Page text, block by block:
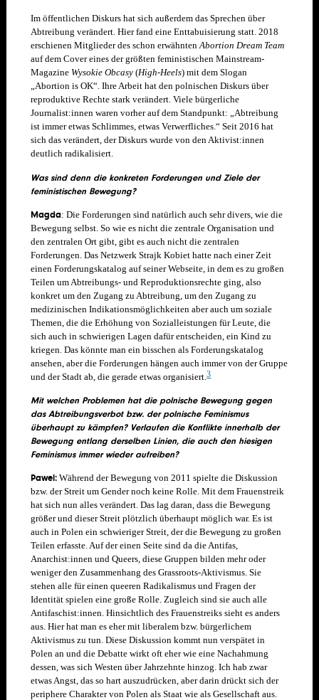
Im öffentlichen Diskurs hat sich außerdem das Sprechen über
Abtreibung verändert. Hier fand eine Enttabuisierung statt. 2018
erschienen Mitglieder des schon erwähntenAbortion Dream Team
auf dem Cover eines der größten feministischen Mainstream-
Magazine Wysokie Obcasy (High-Heels) mit dem Slogan
„Abortion is OK“. Ihre Arbeit hat den polnischen Diskurs über
reproduktive Rechte stark verändert. Viele bürgerliche
Journalist:innen waren vorher auf dem Standpunkt: „Abtreibung
ist immer etwas Schlimmes, etwas Verwerfliches.“ Seit 2016 hat
sich das verändert, der Diskurs wurde von den Aktivist:innen
deutlich radikalisiert.
Was sind denn die konkreten Forderungen und Ziele der
feministischen Bewegung?
Magda: Die Forderungen sind natürlich auch sehr divers, wie die
Bewegung selbst. So wie es nicht die zentrale Organisation und
den zentralen Ort gibt, gibt es auch nicht die zentralen
Forderungen. Das Netzwerk Strajk Kobiet hatte nach einer Zeit
einen Forderungskatalog auf seiner Webseite, in dem es zu großen
Teilen um Abtreibungs- und Reproduktionsrechte ging, also
konkret um den Zugang zu Abtreibung, um den Zugang zu
medizinischen Indikationsmöglichkeiten aber auch um soziale
Themen, die die Erhöhung von Sozialleistungen für Leute, die
sich auch in schwierigen Lagen dafür entscheiden, ein Kind zu
kriegen. Das könnte man ein bisschen als Forderungskatalog
ansehen, aber die Forderungen hängen auch immer von der Gruppe
und der Stadt ab, die gerade etwas organisiert.3
Mit welchen Problemen hat die polnische Bewegung gegen
das Abtreibungsverbot bzw. der polnische Feminismus
überhaupt zu kämpfen? Verlaufen die Konflikte innerhalb der
Bewegung entlang derselben Linien, die auch den hiesigen
Feminismus immer wieder aufreiben?
Pawel: Während der Bewegung von 2011 spielte die Diskussion
bzw. der Streit um Gender noch keine Rolle.Mit dem Frauenstreik
hat sich nun alles verändert. Das lag daran, dass die Bewegung
größer und dieser Streit plötzlich überhaupt möglich war. Es ist
auch in Polen ein schwieriger Streit, der die Bewegung zu großen
Teilen erfasste. Auf der einen Seite sind da die Antifas,
Anarchist:innen und Queers, diese Gruppen bilden mehr oder
weniger den Zusammenhang des Grassroots-Aktivismus. Sie
stehen alle für einen queeren Radikalismus und Fragen der
Identität spielen eine große Rolle. Zugleich sind sie auch alle
Antifaschist:innen. Hinsichtlich des Frauenstreiks sieht es anders
aus. Hier hat man es eher mit liberalem bzw. bürgerlichem
Aktivismus zu tun. Diese Diskussion kommt nun verspätet in
Polen an und die Debatte wirkt oft eher wie eine Nachahmung
dessen, was sich Westen über Jahrzehnte hinzog. Ich hab zwar
etwas Angst, das so hart auszudrücken, aber darin drückt sich der
periphere Charakter von Polen als Staat wie als Gesellschaft aus.